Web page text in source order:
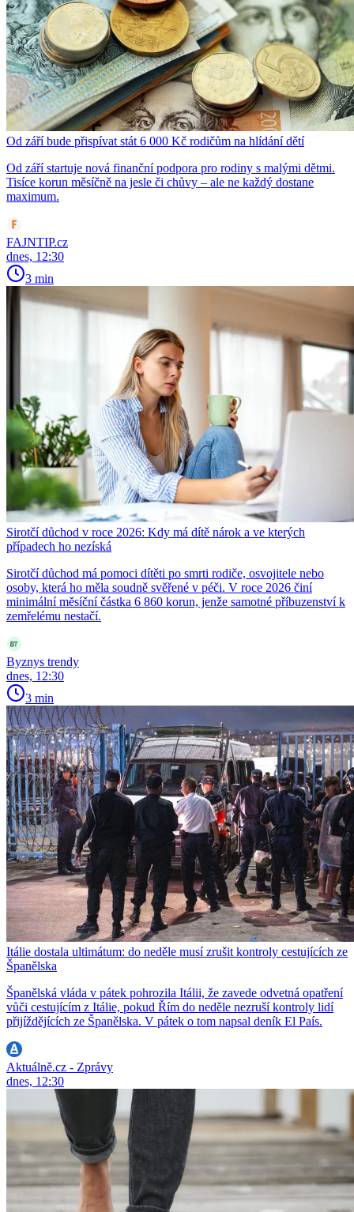
Od září bude přispívat stát 6 000 Kč rodičům na hlídání dětí
Od září startuje nová finanční podpora pro rodiny s malými dětmi.
Tisíce korun měsíčně na jesle či chůvy – ale ne každý dostane
maximum.
FAJNTIP.cz
dnes, 12:30
3 min
Sirotčí důchod v roce 2026: Kdy má dítě nárok a ve kterých
případech ho nezíská
Sirotčí důchod má pomoci dítěti po smrti rodiče, osvojitele nebo
osoby, která ho měla soudně svěřené v péči. V roce 2026 činí
minimální měsíční částka 6 860 korun, jenže samotné příbuzenství k
zemřelému nestačí.
Byznys trendy
dnes, 12:30
3 min
Itálie dostala ultimátum: do neděle musí zrušit kontroly cestujících ze
Španělska
Španělská vláda v pátek pohrozila Itálii, že zavede odvetná opatření
vůči cestujícím z Itálie, pokud Řím do neděle nezruší kontroly lidí
přijíždějících ze Španělska. V pátek o tom napsal deník El País.
Aktuálně.cz - Zprávy
dnes, 12:30